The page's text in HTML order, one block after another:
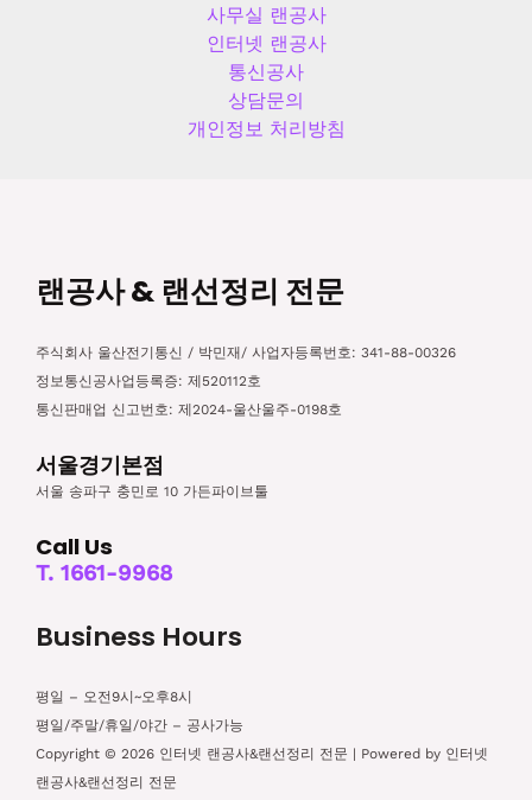
사무실 랜공사
인터넷 랜공사
통신공사
상담문의
개인정보 처리방침
랜공사 & 랜선정리 전문
주식회사 울산전기통신 / 박민재/ 사업자등록번호: 341-88-00326
정보통신공사업등록증: 제520112호
통신판매업 신고번호: 제2024-울산울주-0198호
서울경기본점
서울 송파구 충민로 10 가든파이브툴
Call Us
T. 1661-9968
Business Hours
평일 – 오전9시~오후8시
평일/주말/휴일/야간 – 공사가능
Copyright © 2026 인터넷 랜공사&랜선정리 전문 | Powered by 인터넷
랜공사&랜선정리 전문